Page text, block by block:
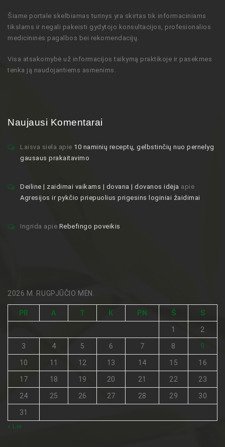
Šiame portale skelbiamas turinys yra skirtas tik informaciniams
tikslams ir negali pakeisti gydytojo konsultacijos, profesionalios
medicininės pagalbos bei rekomendacijų.
Visa atsakomybė už informacijos taikymą praktikoje ir pasekmes
tenka ją naudojantiems asmenims.
Naujausi Komentarai
Laisva siela apie 10 naminių receptų, gelbstinčių nuo pernelyg
gausaus prakaitavimo
Deiline | zaidimai vaikams | dovana | dovanos idėja apie
Agresijos ir pykčio priepuolius prigesins loginiai žaidimai
Ingrida apie Rebefingo poveikis
2026 M. RUGPJŪČIO MĖN.
PR A T K PN Š S
1 2
3 4 5 6 7 8 9
10 11 12 13 14 15 16
17 18 19 20 21 22 23
24 25 26 27 28 29 30
31
« Lie